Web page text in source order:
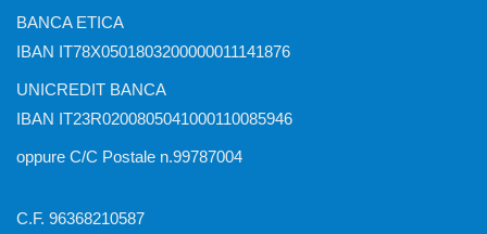
BANCA ETICA
IBAN IT78X0501803200000011141876
UNICREDIT BANCA
IBAN IT23R0200805041000110085946
oppure C/C Postale n.99787004
C.F. 96368210587